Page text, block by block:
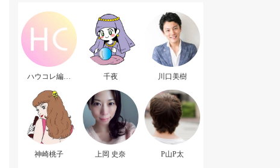
ハウコレ編集
千夜 川口美樹
神崎桃子 上岡 史奈 P山P太